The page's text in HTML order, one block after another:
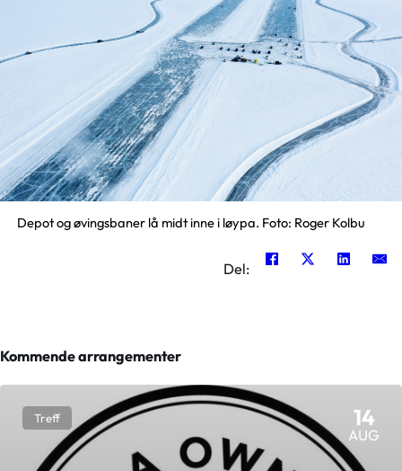
Depot og øvingsbaner lå midt inne i løypa. Foto: Roger Kolbu
Del:
Kommende arrangementer
Treff 14
AUG